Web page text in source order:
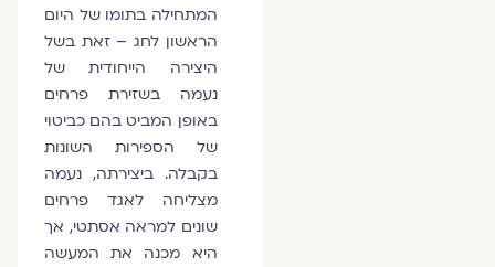
המתחילה בתומו של היום
הראשון לחג – זאת בשל
היצירה הייחודית של
נעמה בשזירת פרחים
באופן המביט בהם כביטוי
של הספירות השונות
בקבלה. ביצירתה, נעמה
מצליחה לאגד פרחים
שונים למראה אסתטי, אך
היא מכנה את המעשה